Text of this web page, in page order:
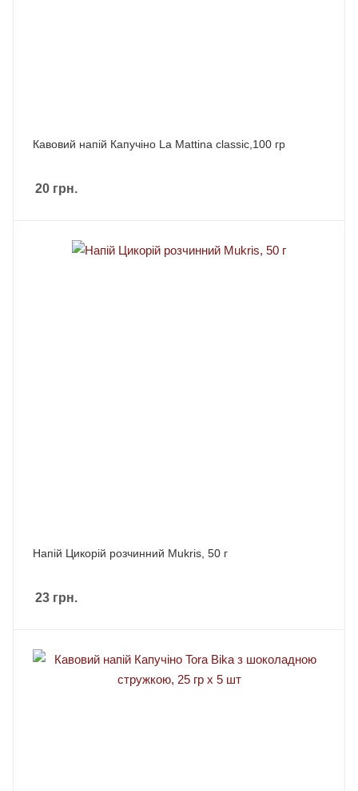
Кавовий напій Капучіно La Mattina classic,100 гр
20 грн.
Напій Цикорій розчинний Mukris, 50 г
23 грн.